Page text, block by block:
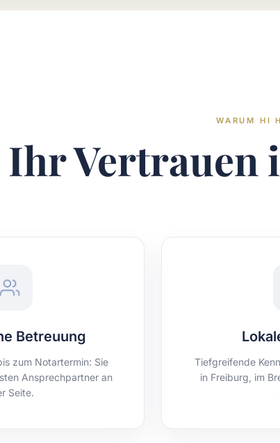
WARUM HI
Ihr Vertrauen
Betreuung
zum Notartermin: Sie
Ansprechpartner an
Seite.
Tiefgreifende
in Freiburg, im